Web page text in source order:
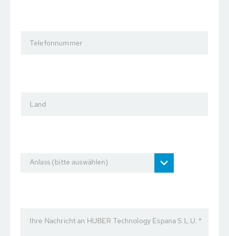
Telefonnummer
Land
Anlass (bitte auswählen)
Ihre Nachricht an HUBER Technology Espana S.L.U. *